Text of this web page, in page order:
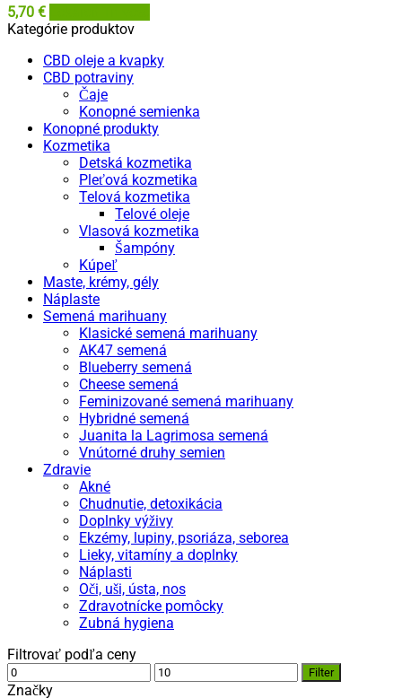
5,70 €
Kategórie produktov
CBD oleje a kvapky
CBD potraviny
Čaje
Konopné semienka
Konopné produkty
Kozmetika
Detská kozmetika
Pleťová kozmetika
Telová kozmetika
Telové oleje
Vlasová kozmetika
Šampóny
Kúpeľ
Maste, krémy, gély
Náplaste
Semená marihuany
Klasické semená marihuany
AK47 semená
Blueberry semená
Cheese semená
Feminizované semená marihuany
Hybridné semená
Juanita la Lagrimosa semená
Vnútorné druhy semien
Zdravie
Akné
Chudnutie, detoxikácia
Doplnky výživy
Ekzémy, lupiny, psoriáza, seborea
Lieky, vitamíny a doplnky
Náplasti
Oči, uši, ústa, nos
Zdravotnícke pomôcky
Zubná hygiena
Filtrovať podľa ceny
Minimálna
cena
Maximálna
cena
Filter
Značky